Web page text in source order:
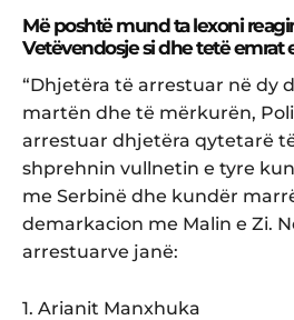
Më poshtë mund ta lexoni
Vetëvendosje si dhe tetë emrat
“Dhjetëra të arrestuar në dy
martën dhe të mërkurën,
arrestuar dhjetëra qytetarë
shprehnin vullnetin e tyre
me Serbinë dhe kundër
demarkacion me Malin e Zi.
arrestuarve janë:
1. Arianit Manxhuka